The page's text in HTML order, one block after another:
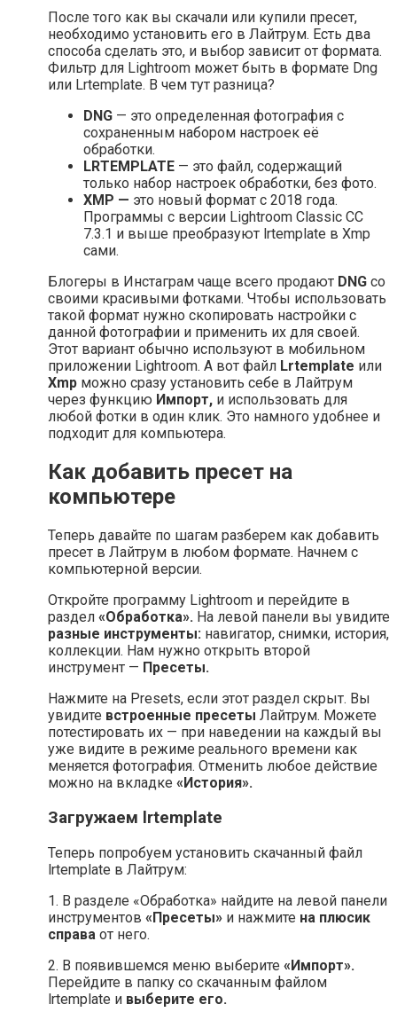
После того как вы скачали или купили пресет,
необходимо установить его в Лайтрум. Есть два
способа сделать это, и выбор зависит от формата.
Фильтр для Lightroom может быть в формате Dng
или Lrtemplate. В чем тут разница?
DNG — это определенная фотография с
сохраненным набором настроек её
обработки.
LRTEMPLATE — это файл, содержащий
только набор настроек обработки, без фото.
XMP — это новый формат с 2018 года.
Программы с версии Lightroom Classic CC
7.3.1 и выше преобразуют lrtemplate в Xmp
сами.
Блогеры в Инстаграм чаще всего продают DNG со
своими красивыми фотками. Чтобы использовать
такой формат нужно скопировать настройки с
данной фотографии и применить их для своей.
Этот вариант обычно используют в мобильном
приложении Lightroom. А вот файл Lrtemplate или
Xmp можно сразу установить себе в Лайтрум
через функцию Импорт, и использовать для
любой фотки в один клик. Это намного удобнее и
подходит для компьютера.
Как добавить пресет на
компьютере
Теперь давайте по шагам разберем как добавить
пресет в Лайтрум в любом формате. Начнем с
компьютерной версии.
Откройте программу Lightroom и перейдите в
раздел «Обработка». На левой панели вы увидите
разные инструменты: навигатор, снимки, история,
коллекции. Нам нужно открыть второй
инструмент — Пресеты.
Нажмите на Presets, если этот раздел скрыт. Вы
увидите встроенные пресеты Лайтрум. Можете
потестировать их — при наведении на каждый вы
уже видите в режиме реального времени как
меняется фотография. Отменить любое действие
можно на вкладке «История».
Загружаем lrtemplate
Теперь попробуем установить скачанный файл
lrtemplate в Лайтрум:
1. В разделе «Обработка» найдите на левой панели
инструментов «Пресеты» и нажмите на плюсик
справа от него.
2. В появившемся меню выберите «Импорт».
Перейдите в папку со скачанным файлом
lrtemplate и выберите его.